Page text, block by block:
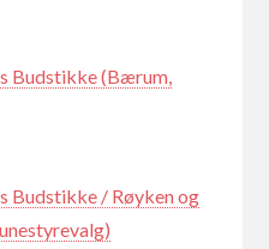
Budstikke (Bærum,
Budstikke / Røyken og